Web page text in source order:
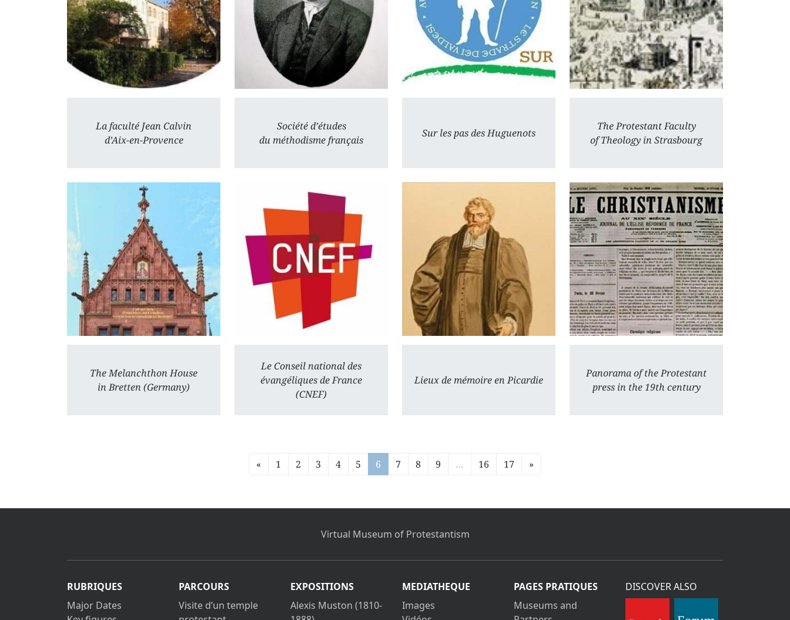
La faculté Jean Calvin
d’Aix-en-Provence
Société d’études
du méthodisme français
Sur les pas des Huguenots
The Protestant Faculty
of Theology in Strasbourg
The Melanchthon House
in Bretten (Germany)
Le Conseil national des
évangéliques de France
(CNEF)
Lieux de mémoire en Picardie
Panorama of the Protestant
press in the 19th century
« 1 2 3 4 5 6 7 8 9 … 16 17 »
Virtual Museum of Protestantism
RUBRIQUES
Major Dates
PARCOURS
Visite d’un temple
EXPOSITIONS
Alexis Muston (1810-
MEDIATHEQUE
Images
PAGES PRATIQUES
Museums and
DISCOVER ALSO